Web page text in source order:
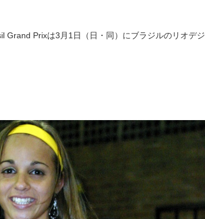
Grand Prixは3月1日（日・同）にブラジルのリオデジ